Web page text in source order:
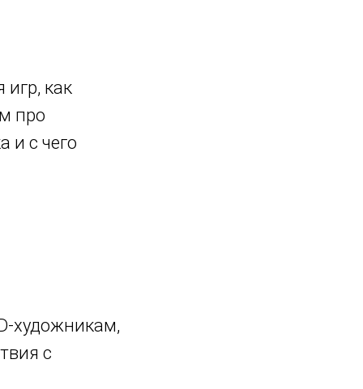
игр, как
про
и с чего
художникам,
с